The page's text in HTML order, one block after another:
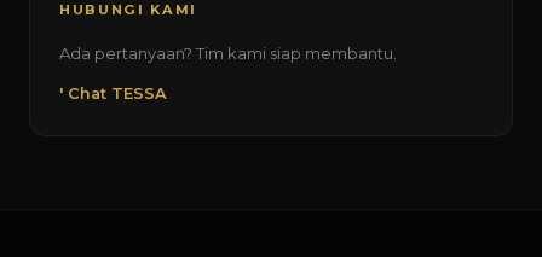
HUBUNGI KAMI
Ada pertanyaan? Tim kami siap membantu.
' Chat TESSA